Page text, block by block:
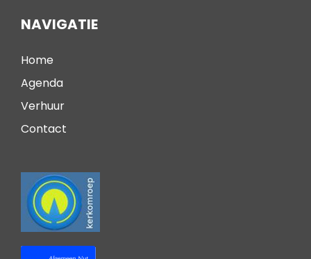
NAVIGATIE
Home
Agenda
Verhuur
Contact